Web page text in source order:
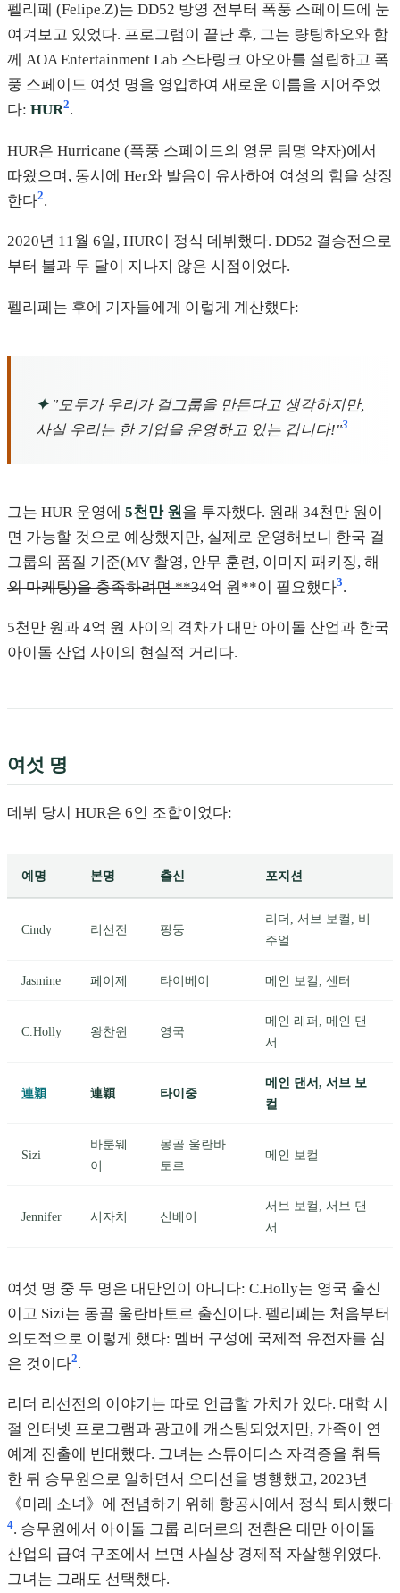
펠리페 (Felipe.Z)는 DD52 방영 전부터 폭풍 스페이드에 눈
여겨보고 있었다. 프로그램이 끝난 후, 그는 량팅하오와 함
께 AOA Entertainment Lab 스타링크 아오아를 설립하고 폭
풍 스페이드 여섯 명을 영입하여 새로운 이름을 지어주었
다: HUR2.
HUR은 Hurricane (폭풍 스페이드의 영문 팀명 약자)에서
따왔으며, 동시에 Her와 발음이 유사하여 여성의 힘을 상징
한다2.
2020년 11월 6일, HUR이 정식 데뷔했다. DD52 결승전으로
부터 불과 두 달이 지나지 않은 시점이었다.
펠리페는 후에 기자들에게 이렇게 계산했다:
✦"모두가 우리가 걸그룹을 만든다고 생각하지만,
사실 우리는 한 기업을 운영하고 있는 겁니다!"3
그는 HUR 운영에 5천만 원 을 투자했다. 원래 34천만 원이
면 가능할 것으로 예상했지만, 실제로 운영해보니 한국 걸
그룹의 품질 기준(MV 촬영, 안무 훈련, 이미지 패키징, 해
외 마케팅)을 충족하려면 **34억 원**이 필요했다3.
5천만 원과 4억 원 사이의 격차가 대만 아이돌 산업과 한국
아이돌 산업 사이의 현실적 거리다.
여섯 명
데뷔 당시 HUR은 6인 조합이었다:
예명 본명 출신 포지션
Cindy 리선전 핑둥
리더, 서브 보컬, 비
주얼
Jasmine 페이제 타이베이 메인 보컬, 센터
C.Holly 왕찬윈 영국
메인 래퍼, 메인 댄
서
連穎 連穎 타이중
메인 댄서, 서브 보
컬
Sizi
바룬웨
이
몽골 울란바
토르
메인 보컬
Jennifer 시자치 신베이
서브 보컬, 서브 댄
서
여섯 명 중 두 명은 대만인이 아니다: C.Holly는 영국 출신
이고 Sizi는 몽골 울란바토르 출신이다. 펠리페는 처음부터
의도적으로 이렇게 했다: 멤버 구성에 국제적 유전자를 심
은 것이다2.
리더 리선전의 이야기는 따로 언급할 가치가 있다. 대학 시
절 인터넷 프로그램과 광고에 캐스팅되었지만, 가족이 연
예계 진출에 반대했다. 그녀는 스튜어디스 자격증을 취득
한 뒤 승무원으로 일하면서 오디션을 병행했고, 2023년
《미래 소녀》에 전념하기 위해 항공사에서 정식 퇴사했다
4. 승무원에서 아이돌 그룹 리더로의 전환은 대만 아이돌
산업의 급여 구조에서 보면 사실상 경제적 자살행위였다.
그녀는 그래도 선택했다.